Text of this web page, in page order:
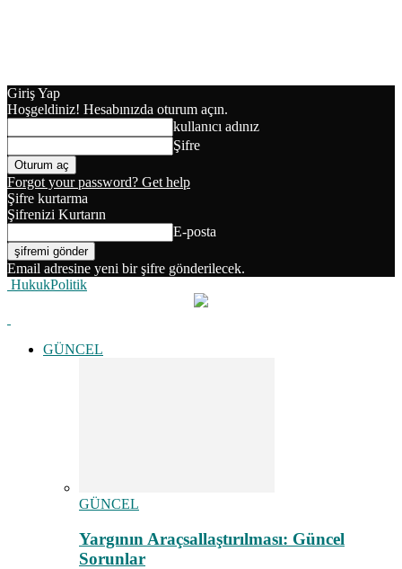
Giriş Yap
Hoşgeldiniz! Hesabınızda oturum açın.
kullanıcı adınız
Şifre
Forgot your password? Get help
Şifre kurtarma
Şifrenizi Kurtarın
E-posta
Email adresine yeni bir şifre gönderilecek.
HukukPolitik
GÜNCEL
GÜNCEL
Yargının Araçsallaştırılması: Güncel
Sorunlar